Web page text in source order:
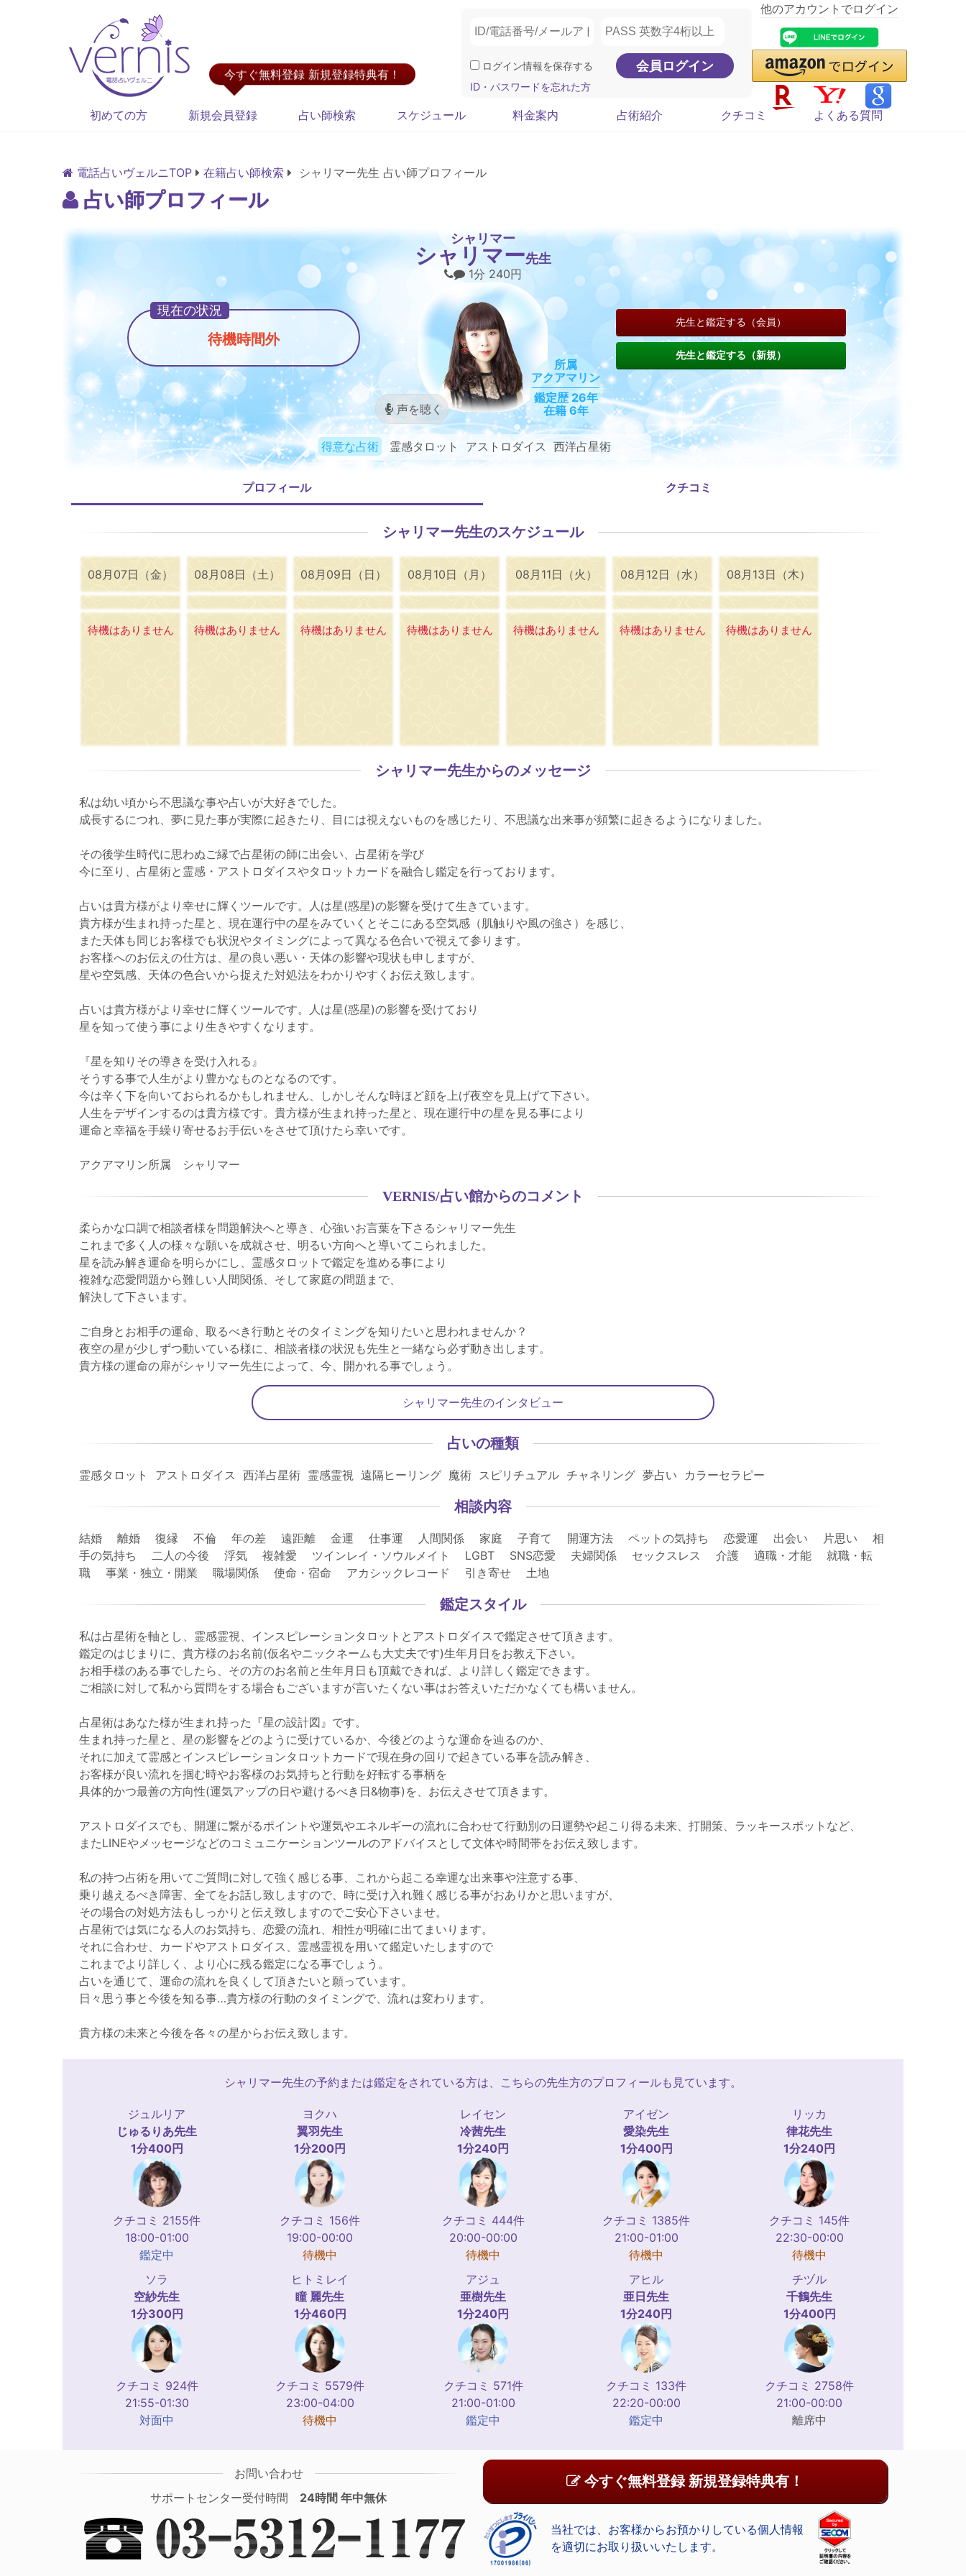
今すぐ無料登録 新規登録特典有！
ログイン情報を保存する
ID・パスワードを忘れた方
他のアカウントでログイン
初めての方 新規会員登録 占い師検索 スケジュール 料金案内 占術紹介 クチコミ よくある質問
電話占いヴェルニTOP 在籍占い師検索 シャリマー先生 占い師プロフィール
占い師プロフィール
シャリマー
シャリマー先生
声を聴く
所属
アクアマリン
鑑定歴 26年
在籍 6年
得意な占術 霊感タロット アストロダイス 西洋占星術
1分 240円
待機時間外
先生と鑑定する（会員）
先生と鑑定する（新規）
プロフィール クチコミ
シャリマー先生のスケジュール
08月07日（金）
待機はありません
08月08日（土）
待機はありません
08月09日（日）
待機はありません
08月10日（月）
待機はありません
08月11日（火）
待機はありません
08月12日（水）
待機はありません
08月13日（木）
待機はありません
シャリマー先生からのメッセージ
私は幼い頃から不思議な事や占いが大好きでした。
成長するにつれ、夢に見た事が実際に起きたり、目には視えないものを感じたり、不思議な出来事が頻繁に起きるようになりました。
その後学生時代に思わぬご縁で占星術の師に出会い、占星術を学び
今に至り、占星術と霊感・アストロダイスやタロットカードを融合し鑑定を行っております。
占いは貴方様がより幸せに輝くツールです。人は星(惑星)の影響を受けて生きています。
貴方様が生まれ持った星と、現在運行中の星をみていくとそこにある空気感（肌触りや風の強さ）を感じ、
また天体も同じお客様でも状況やタイミングによって異なる色合いで視えて参ります。
お客様へのお伝えの仕方は、星の良い悪い・天体の影響や現状も申しますが、
星や空気感、天体の色合いから捉えた対処法をわかりやすくお伝え致します。
占いは貴方様がより幸せに輝くツールです。人は星(惑星)の影響を受けており
星を知って使う事により生きやすくなります。
『星を知りその導きを受け入れる』
そうする事で人生がより豊かなものとなるのです。
今は辛く下を向いておられるかもしれません、しかしそんな時ほど顔を上げ夜空を見上げて下さい。
人生をデザインするのは貴方様です。貴方様が生まれ持った星と、現在運行中の星を見る事により
運命と幸福を手繰り寄せるお手伝いをさせて頂けたら幸いです。
アクアマリン所属 シャリマー
VERNIS/占い館からのコメント
柔らかな口調で相談者様を問題解決へと導き、心強いお言葉を下さるシャリマー先生
これまで多く人の様々な願いを成就させ、明るい方向へと導いてこられました。
星を読み解き運命を明らかにし、霊感タロットで鑑定を進める事により
複雑な恋愛問題から難しい人間関係、そして家庭の問題まで、
解決して下さいます。
ご自身とお相手の運命、取るべき行動とそのタイミングを知りたいと思われませんか？
夜空の星が少しずつ動いている様に、相談者様の状況も先生と一緒なら必ず動き出します。
貴方様の運命の扉がシャリマー先生によって、今、開かれる事でしょう。
シャリマー先生のインタビュー
占いの種類
霊感タロット アストロダイス 西洋占星術 霊感霊視 遠隔ヒーリング 魔術 スピリチュアル チャネリング 夢占い カラーセラピー
相談内容
結婚 離婚 復縁 不倫 年の差 遠距離 金運 仕事運 人間関係 家庭 子育て 開運方法 ペットの気持ち 恋愛運 出会い 片思い 相
手の気持ち 二人の今後 浮気 複雑愛 ツインレイ・ソウルメイト LGBT SNS恋愛 夫婦関係 セックスレス 介護 適職・才能 就職・転
職 事業・独立・開業 職場関係 使命・宿命 アカシックレコード 引き寄せ 土地
鑑定スタイル
私は占星術を軸とし、霊感霊視、インスピレーションタロットとアストロダイスで鑑定させて頂きます。
鑑定のはじまりに、貴方様のお名前(仮名やニックネームも大丈夫です)生年月日をお教え下さい。
お相手様のある事でしたら、その方のお名前と生年月日も頂戴できれば、より詳しく鑑定できます。
ご相談に対して私から質問をする場合もございますが言いたくない事はお答えいただかなくても構いません。
占星術はあなた様が生まれ持った『星の設計図』です。
生まれ持った星と、星の影響をどのように受けているか、今後どのような運命を辿るのか、
それに加えて霊感とインスピレーションタロットカードで現在身の回りで起きている事を読み解き、
お客様が良い流れを掴む時やお客様のお気持ちと行動を好転する事柄を
具体的かつ最善の方向性(運気アップの日や避けるべき日&物事)を、お伝えさせて頂きます。
アストロダイスでも、開運に繋がるポイントや運気やエネルギーの流れに合わせて行動別の日運勢や起こり得る未来、打開策、ラッキースポットなど、
またLINEやメッセージなどのコミュニケーションツールのアドバイスとして文体や時間帯をお伝え致します。
私の持つ占術を用いてご質問に対して強く感じる事、これから起こる幸運な出来事や注意する事、
乗り越えるべき障害、全てをお話し致しますので、時に受け入れ難く感じる事がおありかと思いますが、
その場合の対処方法もしっかりと伝え致しますのでご安心下さいませ。
占星術では気になる人のお気持ち、恋愛の流れ、相性が明確に出てまいります。
それに合わせ、カードやアストロダイス、霊感霊視を用いて鑑定いたしますので
これまでより詳しく、より心に残る鑑定になる事でしょう。
占いを通じて、運命の流れを良くして頂きたいと願っています。
日々思う事と今後を知る事…貴方様の行動のタイミングで、流れは変わります。
貴方様の未来と今後を各々の星からお伝え致します。
シャリマー先生の予約または鑑定をされている方は、こちらの先生方のプロフィールも見ています。
ジュルリア
じゅるりあ先生
1分400円
クチコミ 2155件
18:00-01:00
鑑定中
ヨクハ
翼羽先生
1分200円
クチコミ 156件
19:00-00:00
待機中
レイセン
冷茜先生
1分240円
クチコミ 444件
20:00-00:00
待機中
アイゼン
愛染先生
1分400円
クチコミ 1385件
21:00-01:00
待機中
リッカ
律花先生
1分240円
クチコミ 145件
22:30-00:00
待機中
ソラ
空紗先生
1分300円
クチコミ 924件
21:55-01:30
対面中
ヒトミレイ
瞳 麗先生
1分460円
クチコミ 5579件
23:00-04:00
待機中
アジュ
亜樹先生
1分240円
クチコミ 571件
21:00-01:00
鑑定中
アヒル
亜日先生
1分240円
クチコミ 133件
22:20-00:00
鑑定中
チヅル
千鶴先生
1分400円
クチコミ 2758件
21:00-00:00
離席中
お問い合わせ
サポートセンター受付時間 24時間 年中無休
今すぐ無料登録 新規登録特典有！
当社では、お客様からお預かりしている個人情報
を適切にお取り扱いいたします。